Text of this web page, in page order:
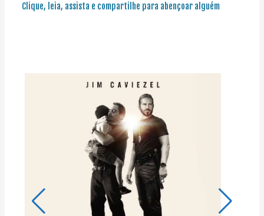
Clique, leia, assista e compartilhe para abençoar alguém